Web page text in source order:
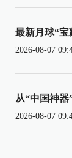
最新月球“宝
2026-08-07
从“中国神
2026-08-07